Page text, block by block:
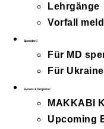
Lehrgänge
Vorfall
Spenden
Für MD
Für
Events & Projekte
MAKKABI
Upcoming